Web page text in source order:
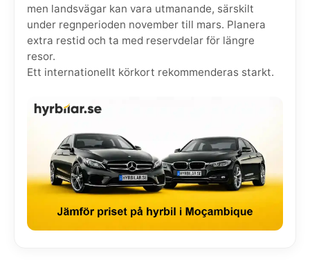
men landsvägar kan vara utmanande, särskilt
under regnperioden november till mars. Planera
extra restid och ta med reservdelar för längre
resor.
Ett internationellt körkort rekommenderas starkt.